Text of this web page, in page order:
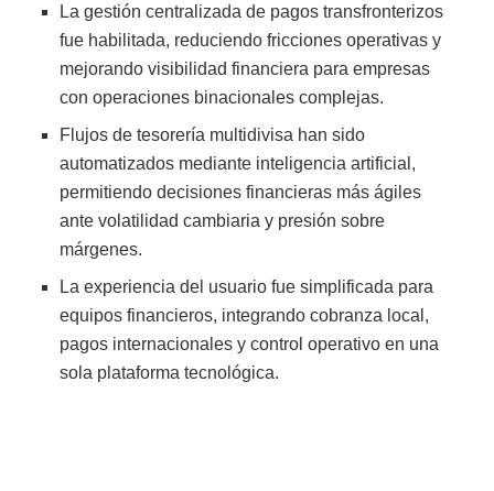
La gestión centralizada de pagos transfronterizos
fue habilitada, reduciendo fricciones operativas y
mejorando visibilidad financiera para empresas
con operaciones binacionales complejas.
Flujos de tesorería multidivisa han sido
automatizados mediante inteligencia artificial,
permitiendo decisiones financieras más ágiles
ante volatilidad cambiaria y presión sobre
márgenes.
La experiencia del usuario fue simplificada para
equipos financieros, integrando cobranza local,
pagos internacionales y control operativo en una
sola plataforma tecnológica.